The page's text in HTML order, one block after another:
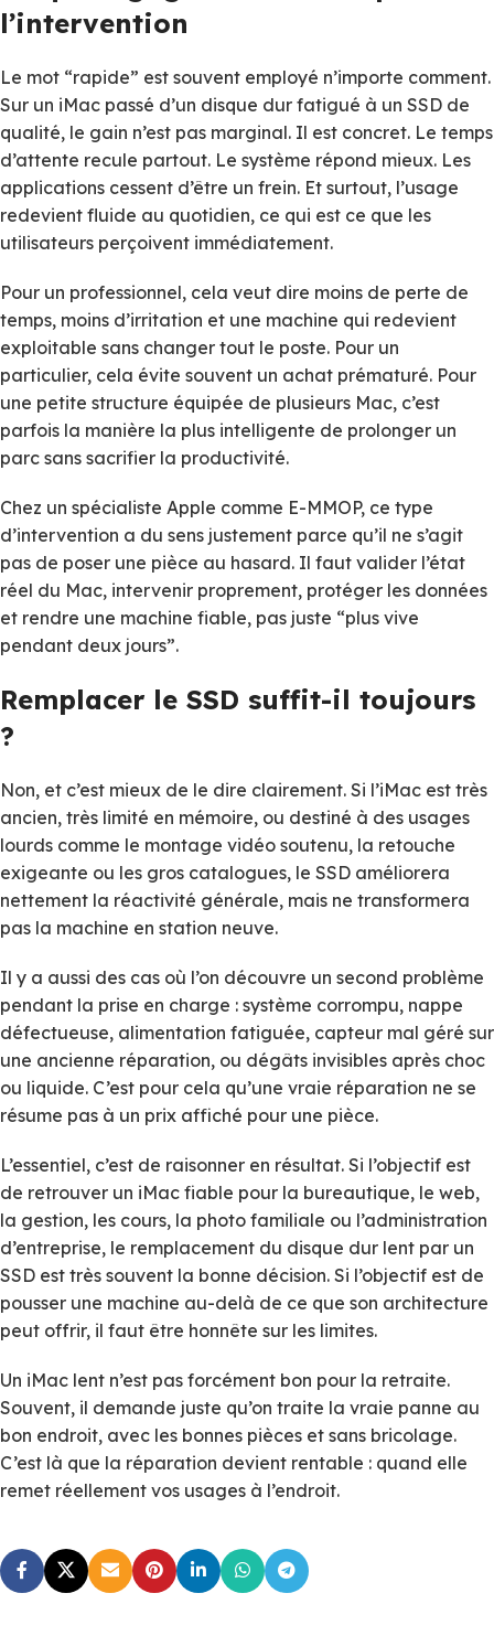
l’intervention
Le mot “rapide” est souvent employé n’importe comment.
Sur un iMac passé d’un disque dur fatigué à un SSD de
qualité, le gain n’est pas marginal. Il est concret. Le temps
d’attente recule partout. Le système répond mieux. Les
applications cessent d’être un frein. Et surtout, l’usage
redevient fluide au quotidien, ce qui est ce que les
utilisateurs perçoivent immédiatement.
Pour un professionnel, cela veut dire moins de perte de
temps, moins d’irritation et une machine qui redevient
exploitable sans changer tout le poste. Pour un
particulier, cela évite souvent un achat prématuré. Pour
une petite structure équipée de plusieurs Mac, c’est
parfois la manière la plus intelligente de prolonger un
parc sans sacrifier la productivité.
Chez un spécialiste Apple comme E-MMOP, ce type
d’intervention a du sens justement parce qu’il ne s’agit
pas de poser une pièce au hasard. Il faut valider l’état
réel du Mac, intervenir proprement, protéger les données
et rendre une machine fiable, pas juste “plus vive
pendant deux jours”.
Remplacer le SSD suffit-il toujours
?
Non, et c’est mieux de le dire clairement. Si l’iMac est très
ancien, très limité en mémoire, ou destiné à des usages
lourds comme le montage vidéo soutenu, la retouche
exigeante ou les gros catalogues, le SSD améliorera
nettement la réactivité générale, mais ne transformera
pas la machine en station neuve.
Il y a aussi des cas où l’on découvre un second problème
pendant la prise en charge : système corrompu, nappe
défectueuse, alimentation fatiguée, capteur mal géré sur
une ancienne réparation, ou dégâts invisibles après choc
ou liquide. C’est pour cela qu’une vraie réparation ne se
résume pas à un prix affiché pour une pièce.
L’essentiel, c’est de raisonner en résultat. Si l’objectif est
de retrouver un iMac fiable pour la bureautique, le web,
la gestion, les cours, la photo familiale ou l’administration
d’entreprise, le remplacement du disque dur lent par un
SSD est très souvent la bonne décision. Si l’objectif est de
pousser une machine au-delà de ce que son architecture
peut offrir, il faut être honnête sur les limites.
Un iMac lent n’est pas forcément bon pour la retraite.
Souvent, il demande juste qu’on traite la vraie panne au
bon endroit, avec les bonnes pièces et sans bricolage.
C’est là que la réparation devient rentable : quand elle
remet réellement vos usages à l’endroit.